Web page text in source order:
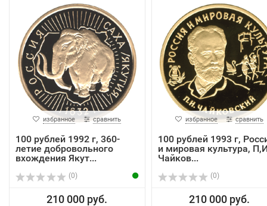
избранное сравнить
100 рублей 1992 г, 360-
летие добровольного
вхождения Якут...
(0)
210 000 руб.
избранное сравнить
100 рублей 1993 г,
и мировая культура,
Чайков...
(0)
210 000 руб.